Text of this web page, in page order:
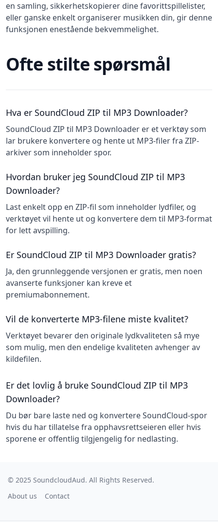
en samling, sikkerhetskopierer dine favorittspillelister,
eller ganske enkelt organiserer musikken din, gir denne
funksjonen enestående bekvemmelighet.
Ofte stilte spørsmål
Hva er SoundCloud ZIP til MP3 Downloader?
SoundCloud ZIP til MP3 Downloader er et verktøy som
lar brukere konvertere og hente ut MP3-filer fra ZIP-
arkiver som inneholder spor.
Hvordan bruker jeg SoundCloud ZIP til MP3
Downloader?
Last enkelt opp en ZIP-fil som inneholder lydfiler, og
verktøyet vil hente ut og konvertere dem til MP3-format
for lett avspilling.
Er SoundCloud ZIP til MP3 Downloader gratis?
Ja, den grunnleggende versjonen er gratis, men noen
avanserte funksjoner kan kreve et
premiumabonnement.
Vil de konverterte MP3-filene miste kvalitet?
Verktøyet bevarer den originale lydkvaliteten så mye
som mulig, men den endelige kvaliteten avhenger av
kildefilen.
Er det lovlig å bruke SoundCloud ZIP til MP3
Downloader?
Du bør bare laste ned og konvertere SoundCloud-spor
hvis du har tillatelse fra opphavsrettseieren eller hvis
sporene er offentlig tilgjengelig for nedlasting.
© 2025 SoundcloudAud. All Rights Reserved.
About us
Contact